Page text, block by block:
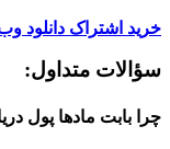
خرید اشتراک دانلود
سؤالات متداول:
چرا بابت مادها پول